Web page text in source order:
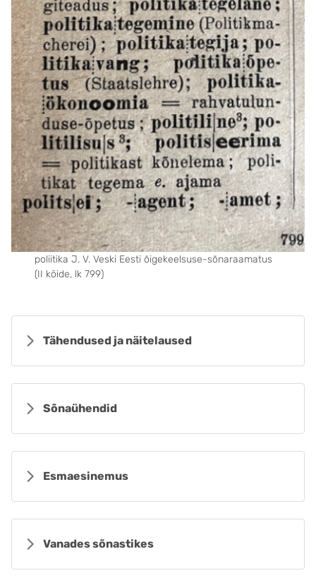
poliitika J. V. Veski Eesti õigekeelsuse-sõnaraamatus
(II köide, lk 799)
Tähendused ja näitelaused
Sõnaühendid
Esmaesinemus
Vanades sõnastikes